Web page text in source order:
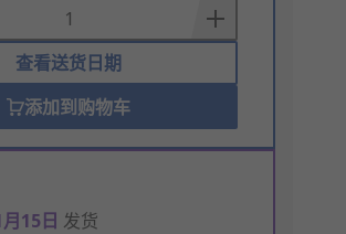
查看送货日期
添加到购物车
15日 发货